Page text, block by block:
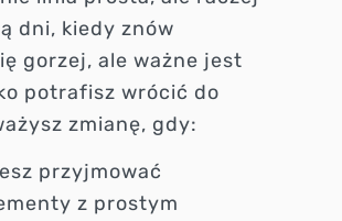
dni, kiedy znów
gorzej, ale ważne jest
potrafisz wrócić do
zmianę, gdy:
przyjmować
z prostym